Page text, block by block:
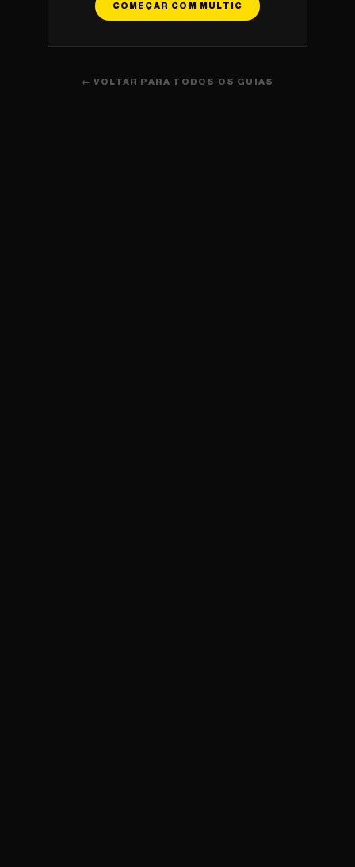
COMEÇAR COM MULTIC
← VOLTAR PARA TODOS OS GUIAS